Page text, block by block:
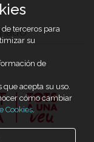
terceros para
su
de
acepta su uso.
cómo cambiar
Cookies.